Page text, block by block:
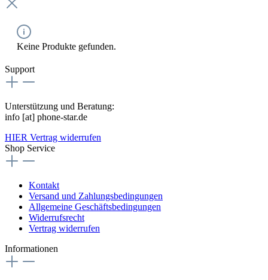
Keine Produkte gefunden.
Support
Unterstützung und Beratung:
info [at] phone-star.de
HIER Vertrag widerrufen
Shop Service
Kontakt
Versand und Zahlungsbedingungen
Allgemeine Geschäftsbedingungen
Widerrufsrecht
Vertrag widerrufen
Informationen